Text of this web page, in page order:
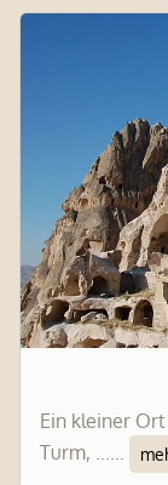
Ein kleiner
Turm, ......